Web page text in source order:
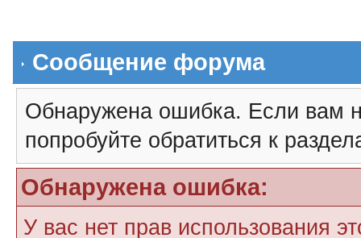
Сообщение форума
Обнаружена ошибка. Если вам
попробуйте обратиться к
Обнаружена ошибка:
У вас нет прав использования